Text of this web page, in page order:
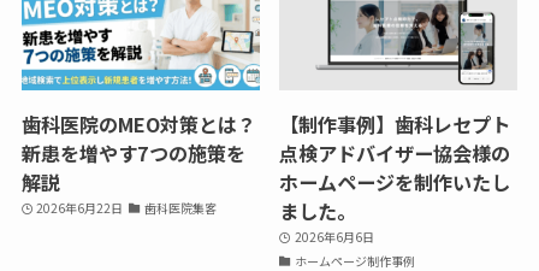
歯科医院のMEO対策とは？
新患を増やす7つの施策を
解説
2026年6月22日 歯科医院集客
【制作事例】歯科レセプト
点検アドバイザー協会様の
ホームページを制作いたし
ました。
2026年6月6日
ホームページ制作事例